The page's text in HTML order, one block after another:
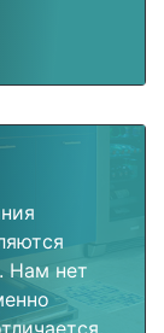
Нам нет